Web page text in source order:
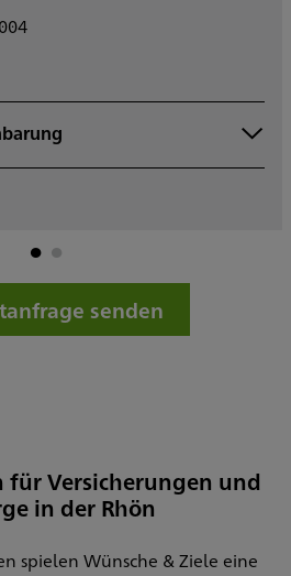
nach Vereinbarung
senden
für Versicherungen und
in der Rhön
spielen Wünsche & Ziele eine